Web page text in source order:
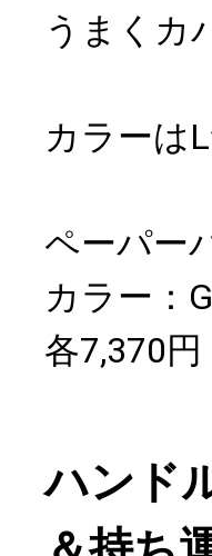
うまくカ
カラーは
ペーパー
カラー：
各7,370円
ハンド